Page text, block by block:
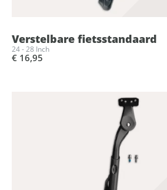
Verstelbare fietsstandaard
24 - 28 Inch
€ 16,95